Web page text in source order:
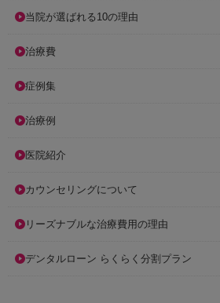
当院が選ばれる10の理由
治療費
症例集
治療例
医院紹介
カウンセリングについて
リーズナブルな治療費用の理由
デンタルローン らくらく分割プラン